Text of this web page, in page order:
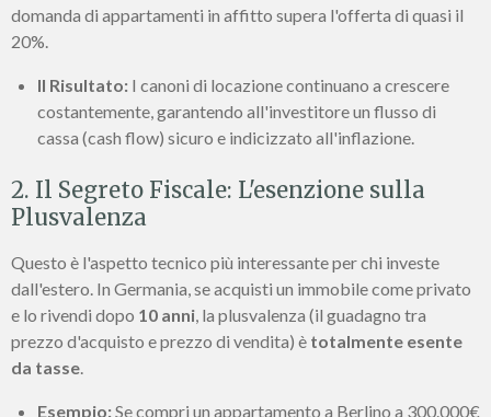
domanda di appartamenti in affitto supera l'offerta di quasi il
20%.
Il Risultato: I canoni di locazione continuano a crescere
costantemente, garantendo all'investitore un flusso di
cassa (cash flow) sicuro e indicizzato all'inflazione.
2. Il Segreto Fiscale: L'esenzione sulla
Plusvalenza
Questo è l'aspetto tecnico più interessante per chi investe
dall'estero. In Germania, se acquisti un immobile come privato
e lo rivendi dopo 10 anni , la plusvalenza (il guadagno tra
prezzo d'acquisto e prezzo di vendita) è totalmente esente
da tasse
Esempio:Se compri un appartamento a Berlino a 300.000€